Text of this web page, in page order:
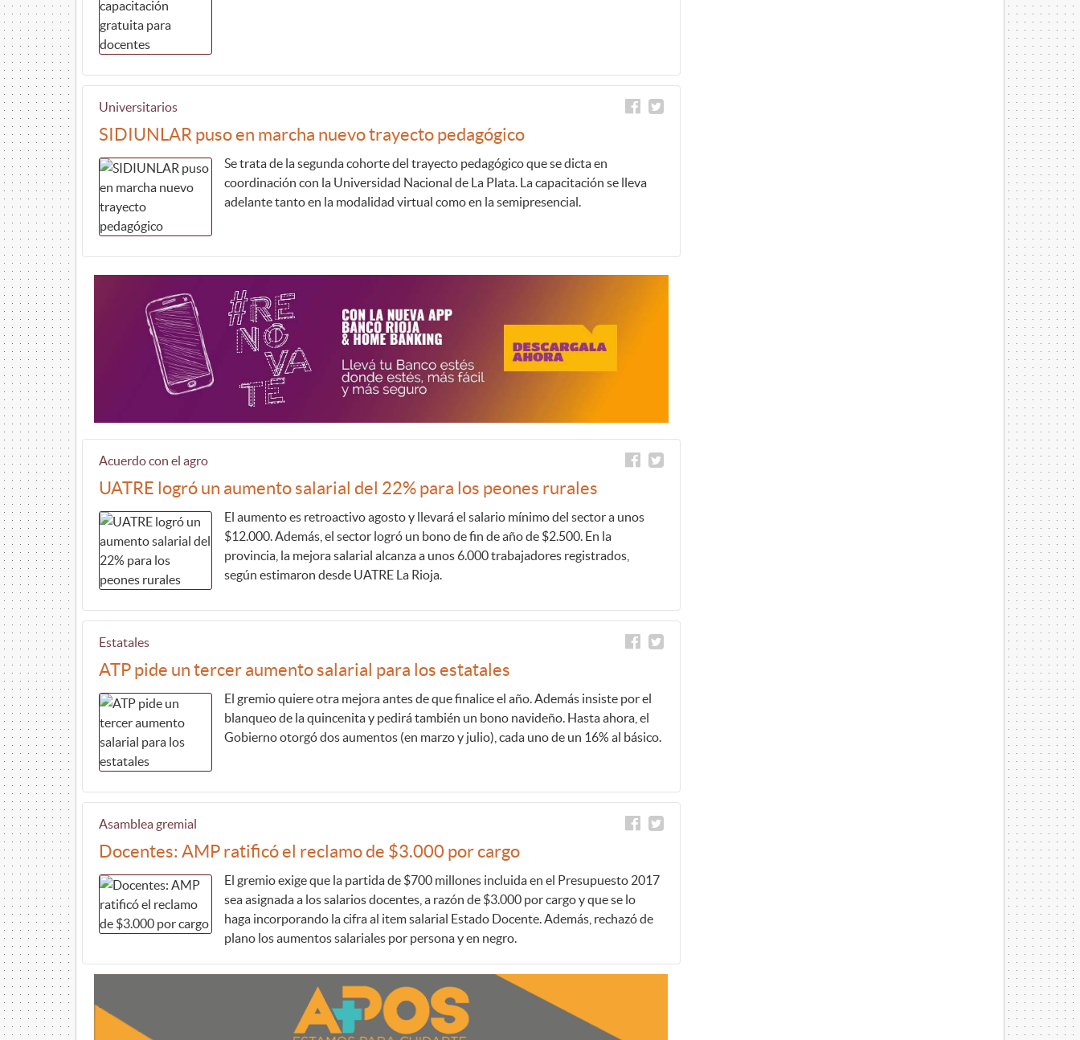
Universitarios
SIDIUNLAR puso en marcha nuevo trayecto pedagógico
Se trata de la segunda cohorte del trayecto pedagógico que se dicta en
coordinación con la Universidad Nacional de La Plata. La capacitación se lleva
adelante tanto en la modalidad virtual como en la semipresencial.
Acuerdo con el agro
UATRE logró un aumento salarial del 22% para los peones rurales
El aumento es retroactivo agosto y llevará el salario mínimo del sector a unos
$12.000. Además, el sector logró un bono de fin de año de $2.500. En la
provincia, la mejora salarial alcanza a unos 6.000 trabajadores registrados,
según estimaron desde UATRE La Rioja.
Estatales
ATP pide un tercer aumento salarial para los estatales
El gremio quiere otra mejora antes de que finalice el año. Además insiste por el
blanqueo de la quincenita y pedirá también un bono navideño. Hasta ahora, el
Gobierno otorgó dos aumentos (en marzo y julio), cada uno de un 16% al básico.
Asamblea gremial
Docentes: AMP ratificó el reclamo de $3.000 por cargo
El gremio exige que la partida de $700 millones incluida en el Presupuesto 2017
sea asignada a los salarios docentes, a razón de $3.000 por cargo y que se lo
haga incorporando la cifra al item salarial Estado Docente. Además, rechazó de
plano los aumentos salariales por persona y en negro.